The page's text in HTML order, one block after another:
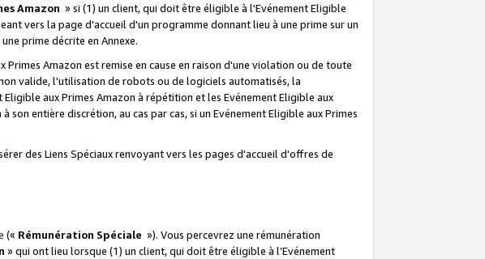
Amazon » si (1) un client, qui doit être éligible à l'Evénement Eligible
vers la page d'accueil d'un programme donnant lieu à une prime sur un
prime décrite en Annexe.
Amazon est remise en cause en raison d'une violation ou de toute
valide, l'utilisation de robots ou de logiciels automatisés, la
aux Primes Amazon à répétition et les Evénement Eligible aux
entière discrétion, au cas par cas, si un Evénement Eligible aux Primes
des Liens Spéciaux renvoyant vers les pages d'accueil d'offres de
(« Rémunération Spéciale »). Vous percevrez une rémunération
» qui ont lieu lorsque (1) un client, qui doit être éligible à l’Evénement